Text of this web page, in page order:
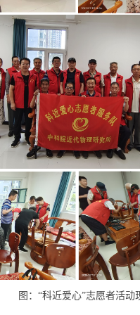
图：“科近爱心”志愿者活动